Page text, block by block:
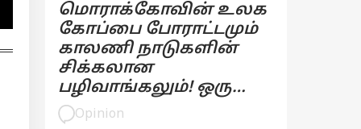
மொராக்கோவின் உலக
கோப்பை போராட்டமும்
காலணி நாடுகளின்
சிக்கலான
பழிவாங்கலும்! ஒரு
பார்வை
Opinion